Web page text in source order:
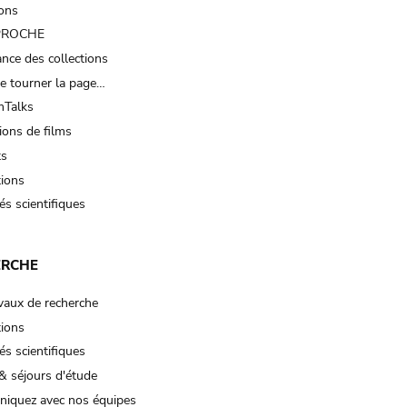
des collections
tourner la page…
de films
scientifiques
de recherche
scientifiques
séjours d'étude
avec nos équipes